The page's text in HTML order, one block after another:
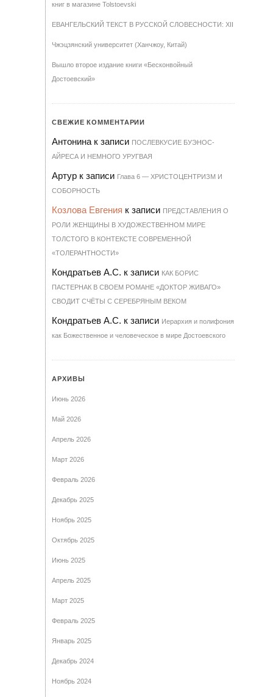
книг в магазине Tolstoevski
ЕВАНГЕЛЬСКИЙ ТЕКСТ В РУССКОЙ СЛОВЕСНОСТИ: XII
Чжэцзянский университет (Ханчжоу, Китай)
Вышло второе издание книги «Бесконвойный
Достоевский»
СВЕЖИЕ КОММЕНТАРИИ
Антонина к записи ПОСЛЕВКУСИЕ БУЭНОС-
АЙРЕСА И НЕМНОГО УРУГВАЯ
Артур к записи Гла­ва 6 — ХРИ­С­ТО­ЦЕН­Т­РИЗМ И
СО­БОР­НОСТЬ
Козлова Евгения к записи ПРЕДСТАВЛЕНИЯ О
РОЛИ ЖЕНЩИНЫ В ХУДОЖЕСТВЕННОМ МИРЕ
ТОЛСТОГО В КОНТЕКСТЕ СОВРЕМЕННОЙ
«ТОЛЕРАНТНОСТИ»
Кондратьев А.С. к записи КАК БОРИС
ПАСТЕРНАК В СВОЕМ РОМАНЕ «ДОКТОР ЖИВАГО»
СВОДИТ СЧЁТЫ С СЕРЕБРЯНЫМ ВЕКОМ
Кондратьев А.С. к записи Иерархия и полифония
как Божественное и человеческое в мире Достоевского
АРХИВЫ
Июнь 2026
Май 2026
Апрель 2026
Март 2026
Февраль 2026
Декабрь 2025
Ноябрь 2025
Октябрь 2025
Июнь 2025
Апрель 2025
Март 2025
Февраль 2025
Январь 2025
Декабрь 2024
Ноябрь 2024